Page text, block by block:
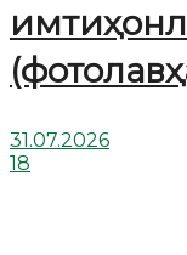
31.07.2026
18